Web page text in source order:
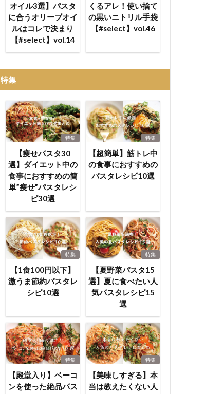
オイル3選】パスタ
に合うオリーブオイ
ルはコレで決まり
【#select】vol.14
くるアレ！使い捨て
の黒いニトリル手袋
【#select】vol.46
特集
特集
【痩せパスタ30
選】ダイエット中の
食事におすすめの簡
単”痩せ”パスタレシ
ピ30選
特集
【超簡単】筋トレ中
の食事におすすめの
パスタレシピ10選
特集
【1食100円以下】
激うま節約パスタレ
シピ10選
特集
【夏野菜パスタ15
選】夏に食べたい人
気パスタレシピ15
選
特集
【殿堂入り】ベーコ
ンを使った絶品パス
特集
【美味しすぎる】本
当は教えたくない人